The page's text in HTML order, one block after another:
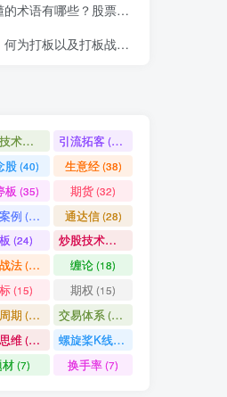
股票分时水上、水下是什么意思？
打板以及打板战法的精髓
炒股技术指标 (48)引流拓客(46)
股(40) 生意经(38)
板 (35) 期货(32)
例 (30) 通达信(28)
(24) 炒股技术形态
法(20) 缠论(18)
(15) 期权 (15)
期 (14) 交易体系(12)
维(12) 螺旋桨K线
(11)
(7) 换手率(7)
注册
读量排名
好奇心
随机推荐
显示行业概念指标代码图解
板是什么意思？炒股你必须懂的暗语！